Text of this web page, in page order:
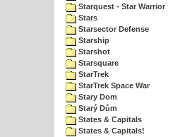
Starquest - Star Warrior
Stars
Starsector Defense
Starship
Starshot
Starsquare
StarTrek
StarTrek Space War
Stary Dom
Starý Dům
States & Capitals
States & Capitals!